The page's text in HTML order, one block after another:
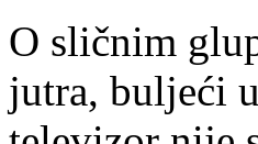
O sličnim
jutra, buljeći